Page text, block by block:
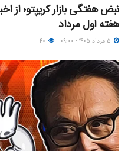
نبض هفتگی بازار کریپتو؛ از
هفته اول مرداد